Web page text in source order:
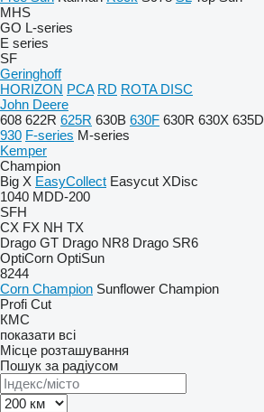
MHS
GO L-series
E series
SF
Geringhoff
HORIZON PCA RD ROTA DISC
John Deere
608 622R 625R 630B 630F 630R 630X 635D
930 F-series M-series
Kemper
Champion
Big X EasyCollect Easycut XDisc
1040 MDD-200
SFH
CX FX NH TX
Drago GT Drago NR8 Drago SR6
OptiCorn OptiSun
8244
Corn Champion Sunflower Champion
Profi Cut
КМС
показати всі
Місце розташування
Пошук за радіусом